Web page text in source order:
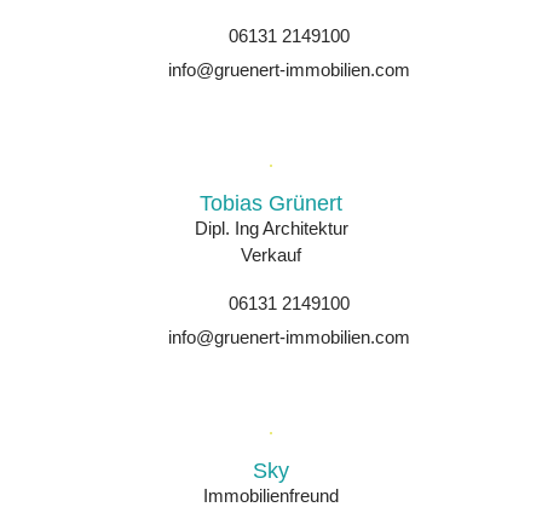
06131 2149100
info@gruenert-immobilien.com
Tobias Grünert
Dipl. Ing Architektur
Verkauf
06131 2149100
info@gruenert-immobilien.com
Sky
Immobilienfreund